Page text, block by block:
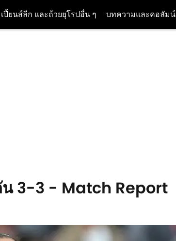
ปี้ยนส์ลีก และถ้วยยุโรปอื่น ๆ บทความและคอลัมน์
น 3-3 - Match Report